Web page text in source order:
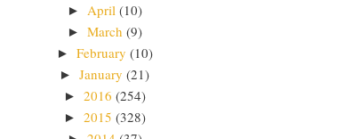
► April (10)
► March (9)
► February (10)
► January (21)
► 2016 (254)
► 2015 (328)